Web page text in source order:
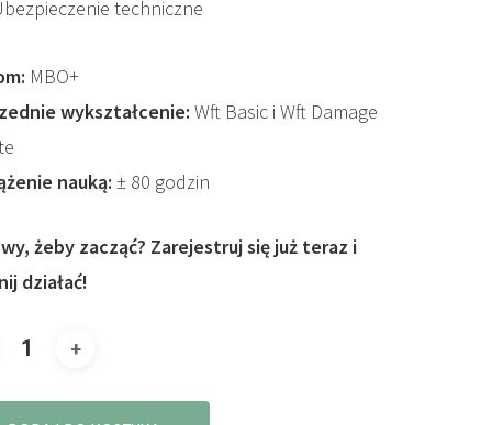
techniczne
MBO+
wykształcenie: Wft Basic i Wft Damage
nauką: ± 80 godzin
żeby zacząć? Zarejestruj się już teraz i
działać!